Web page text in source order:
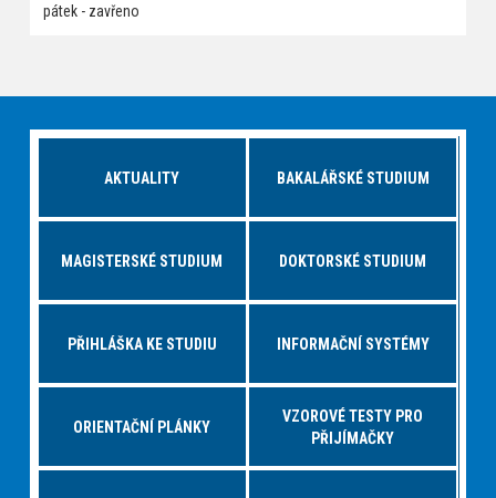
pátek - zavřeno
AKTUALITY BAKALÁŘSKÉ STUDIUM
MAGISTERSKÉ STUDIUM DOKTORSKÉ STUDIUM
PŘIHLÁŠKA KE STUDIU INFORMAČNÍ SYSTÉMY
ORIENTAČNÍ PLÁNKY
VZOROVÉ TESTY PRO
PŘIJÍMAČKY